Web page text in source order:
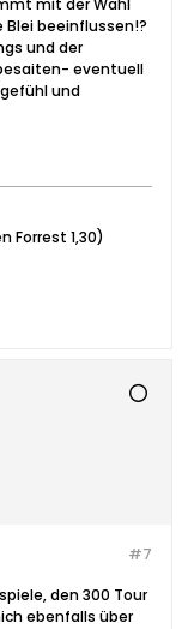
mit der Wahl
beeinflussen!?
und der
eventuell
und
Forrest 1,30)
#7
den 300 Tour
ebenfalls über